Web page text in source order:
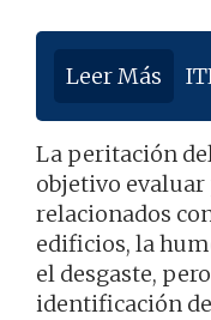
Leer Más
La peritación
objetivo
relacionados
edificios, la
el desgaste,
identificación